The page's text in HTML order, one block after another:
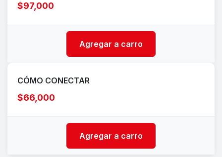
$97,000
Agregar a carro
CÓMO CONECTAR
$66,000
Agregar a carro